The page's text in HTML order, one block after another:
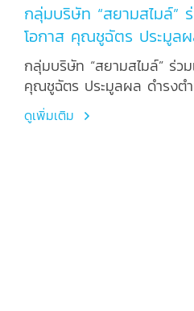
กลุ่มบริษัท “สยามสไมล์”
โอกาส คุณชูฉัตร ประมูลผล ดำรงตำแหน่ง
เลขาธิการ คปภ.
กลุ่มบริษัท “สยามสไมล์” ร่ว
คุณชูฉัตร ประมูลผล ดำรงต
ดูเพิ่มเติม